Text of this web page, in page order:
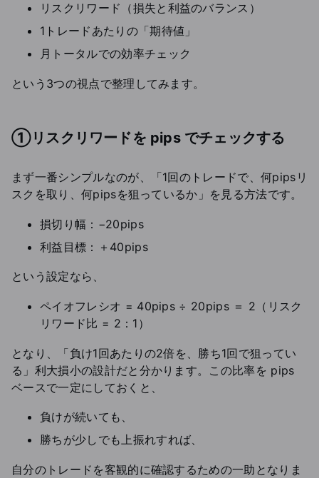
リスクリワード（損失と利益のバランス）
1トレードあたりの「期待値」
月トータルでの効率チェック
という3つの視点で整理してみます。
①リスクリワードを pips でチェックする
まず一番シンプルなのが、「1回のトレードで、何pipsリ
スクを取り、何pipsを狙っているか」を見る方法です。
損切り幅：−20pips
利益目標：＋40pips
という設定なら、
ペイオフレシオ = 40pips ÷ 20pips ＝ 2（リスク
リワード比 = 2：1）
となり、「負け1回あたりの2倍を、勝ち1回で狙ってい
る」利大損小の設計だと分かります。この比率を pips
ベースで一定にしておくと、
負けが続いても、
勝ちが少しでも上振れすれば、
自分のトレードを客観的に確認するための一助となりま